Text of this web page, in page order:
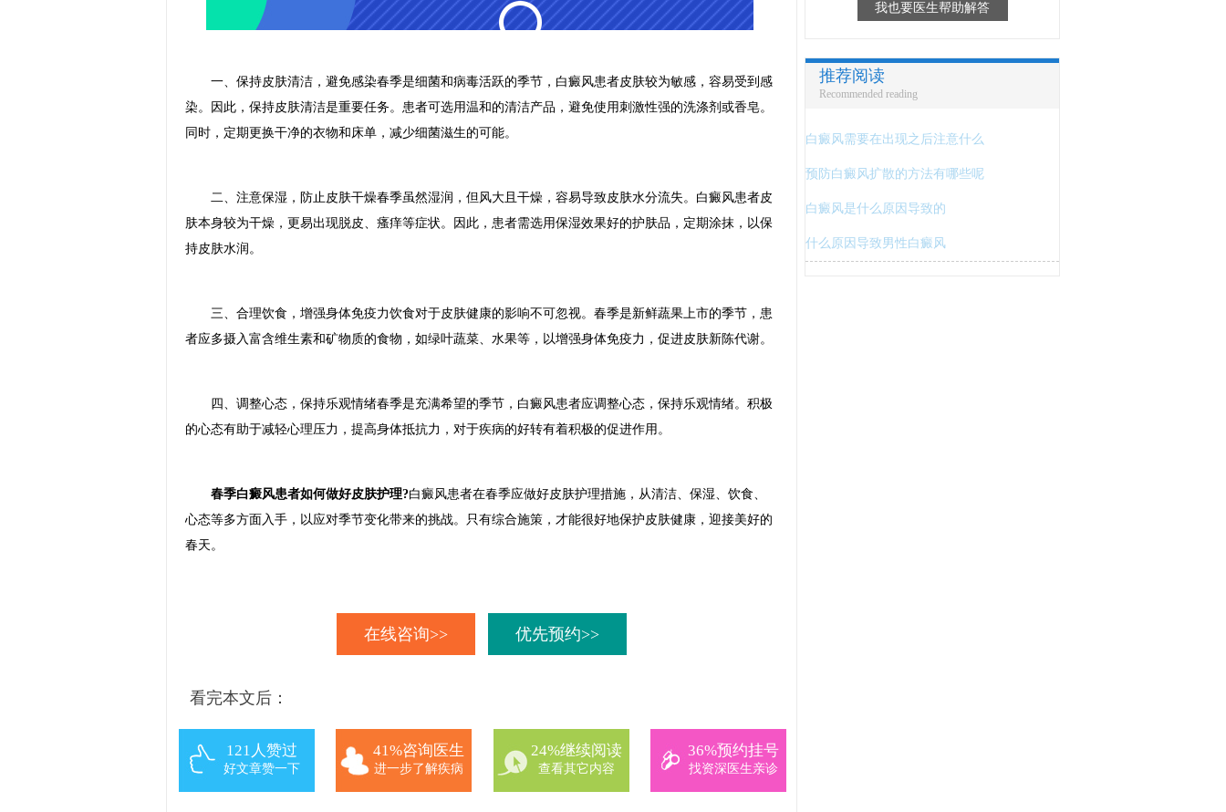
一、保持皮肤清洁，避免感染春季是细菌和病毒活跃的季节，白癜风患者皮肤较为敏感，容易受到感
染。因此，保持皮肤清洁是重要任务。患者可选用温和的清洁产品，避免使用刺激性强的洗涤剂或香皂。
同时，定期更换干净的衣物和床单，减少细菌滋生的可能。
二、注意保湿，防止皮肤干燥春季虽然湿润，但风大且干燥，容易导致皮肤水分流失。白癜风患者皮
肤本身较为干燥，更易出现脱皮、瘙痒等症状。因此，患者需选用保湿效果好的护肤品，定期涂抹，以保
持皮肤水润。
三、合理饮食，增强身体免疫力饮食对于皮肤健康的影响不可忽视。春季是新鲜蔬果上市的季节，患
者应多摄入富含维生素和矿物质的食物，如绿叶蔬菜、水果等，以增强身体免疫力，促进皮肤新陈代谢。
四、调整心态，保持乐观情绪春季是充满希望的季节，白癜风患者应调整心态，保持乐观情绪。积极
的心态有助于减轻心理压力，提高身体抵抗力，对于疾病的好转有着积极的促进作用。
春季白癜风患者如何做好皮肤护理?白癜风患者在春季应做好皮肤护理措施，从清洁、保湿、饮食、
心态等多方面入手，以应对季节变化带来的挑战。只有综合施策，才能很好地保护皮肤健康，迎接美好的
春天。
在线咨询>> 优先预约>>
看完本文后：
121人赞过
好文章赞一下
41%咨询医生
进一步了解疾病
24%继续阅读
查看其它内容
36%预约挂号
找资深医生亲诊
我也要医生帮助解答
推荐阅读
Recommended reading
白癜风需要在出现之后注意什么
预防白癜风扩散的方法有哪些呢
白癜风是什么原因导致的
什么原因导致男性白癜风